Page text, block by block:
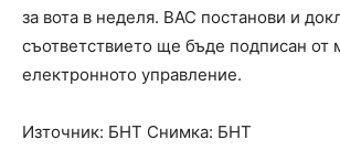
за вота в неделя. ВАС постанови и
съответствието ще бъде подписан от
електронното управление.
Източник: БНТ Снимка: БНТ